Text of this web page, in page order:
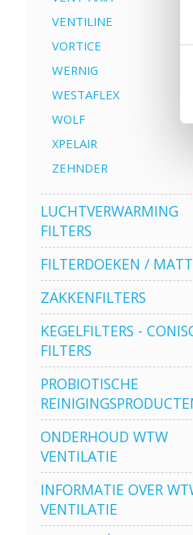
VENTILINE
VORTICE
WERNIG
WESTAFLEX
WOLF
XPELAIR
ZEHNDER
LUCHTVERWARMING
FILTERS
FILTERDOEKEN /
ZAKKENFILTERS
KEGELFILTERS -
FILTERS
PROBIOTISCHE
ONDERHOUD WTW
VENTILATIE
INFORMATIE OVER
VENTILATIE